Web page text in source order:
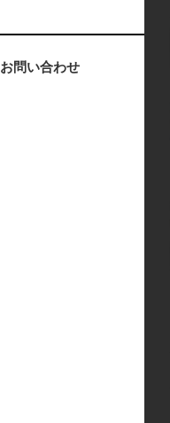
お問い合わせ